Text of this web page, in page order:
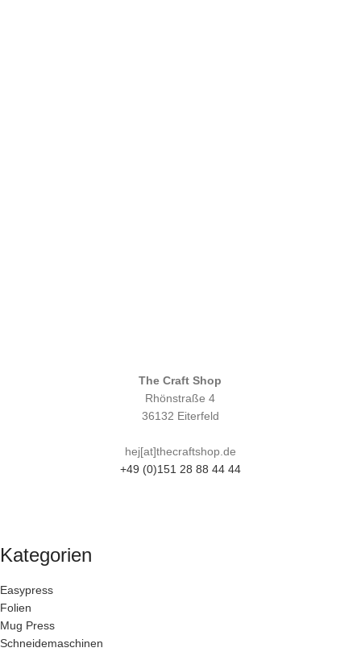
The Craft Shop
Rhönstraße 4
36132 Eiterfeld
hej[at]thecraftshop.de
+49 (0)151 28 88 44 44
Kategorien
Easypress
Folien
Mug Press
Schneidemaschinen